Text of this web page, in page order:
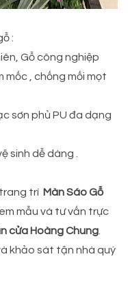
:
Gỗ công nghiệp
mốc , chống mối mọt
sơn phủ PU đa dạng
sinh dễ dàng .
trí Màn Sáo Gỗ
mẫu và tư vấn trực
cửa Hoàng Chung.
khảo sát tận nhà quý